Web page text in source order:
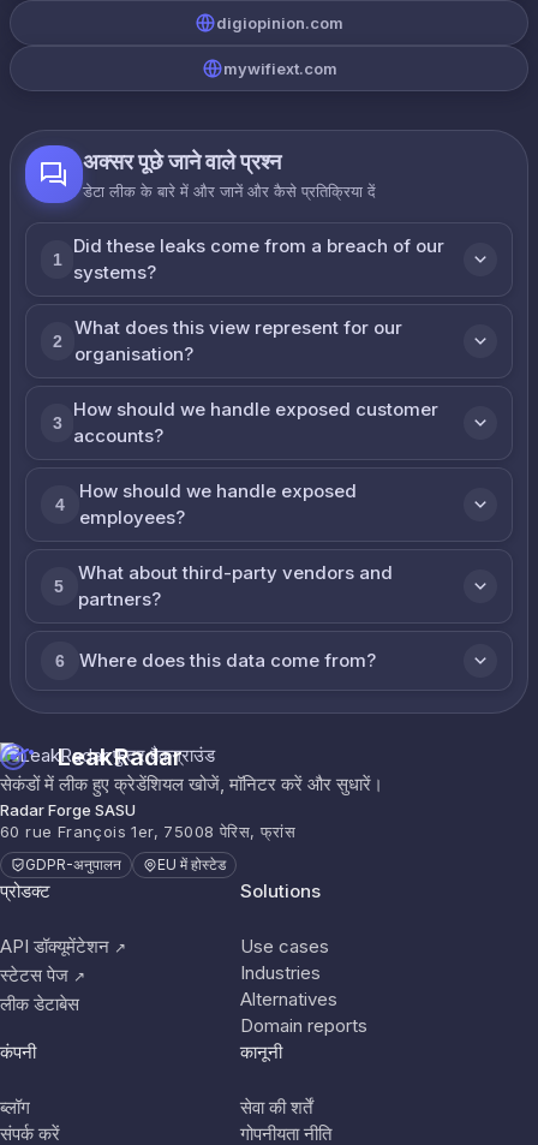
digiopinion.com
mywifiext.com
अक्सर पूछे जाने वाले प्रश्न
डेटा लीक के बारे में और जानें और कैसे प्रतिक्रिया दें
1
Did these leaks come from a breach of our
systems?
2
What does this view represent for our
organisation?
3
How should we handle exposed customer
accounts?
4
How should we handle exposed
employees?
5
What about third-party vendors and
partners?
6 Where does this data come from?
LeakRadar
सेकंडों में लीक हुए क्रेडेंशियल खोजें, मॉनिटर करें और सुधारें।
Radar Forge SASU
60 rue François 1er, 75008 पेरिस, फ्रांस
GDPR-अनुपालन EU में होस्टेड
प्रोडक्ट
API डॉक्यूमेंटेशन ↗
स्टेटस पेज ↗
लीक डेटाबेस
Solutions
Use cases
Industries
Alternatives
Domain reports
कंपनी
ब्लॉग
संपर्क करें
कानूनी
सेवा की शर्तें
गोपनीयता नीति